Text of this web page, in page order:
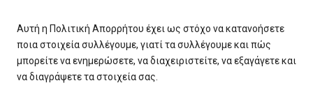
Αυτή η Πολιτική Απορρήτου έχει ως στόχο να κατανοήσετε
ποια στοιχεία συλλέγουμε, γιατί τα συλλέγουμε και πώς
μπορείτε να ενημερώσετε, να διαχειριστείτε, να εξαγάγετε και
να διαγράψετε τα στοιχεία σας.